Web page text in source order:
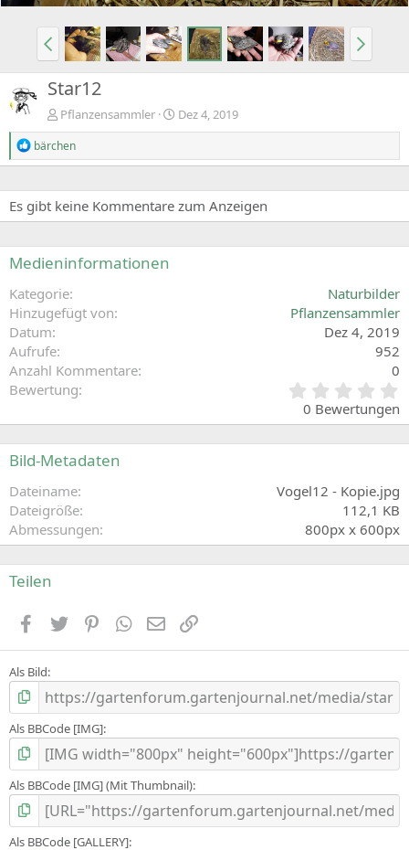
Star12
Pflanzensammler Dez 4, 2019
R
e
c
t
i
n
s
bärchen
Es gibt keine Kommentare zum Anzeigen
Medieninformationen
Kategorie
Naturbilder
Hinzugefügt von
Pflanzensammler
Datum
Dez 4, 2019
Aufrufe
952
Anzahl Kommentare
0
Bewertung
0
0
(
)
0 Bewertungen
Bild-Metadaten
Dateiname
Vogel12 - Kopie.jpg
Dateigröße
112,1 KB
Abmessungen
800px x 600px
Teilen
FacebookZwitschernPinterestWhatsApp
E-Mail
Als Bild
Als BBCode [IMG]
Als BBCode [IMG] (Mit Thumbnail)
Als BBCode [GALLERY]